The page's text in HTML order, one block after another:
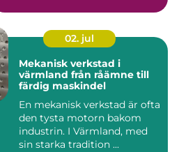
02. jul
Mekanisk verkstad i
värmland från råämne till
färdig maskindel
En mekanisk verkstad är ofta
den tysta motorn bakom
industrin. I Värmland, med
sin starka tradition ...